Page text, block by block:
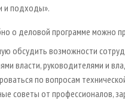
и подходы».
о деловой программе можно
обсудить возможности
власти, руководителями и
по вопросам
советы от профессионалов,